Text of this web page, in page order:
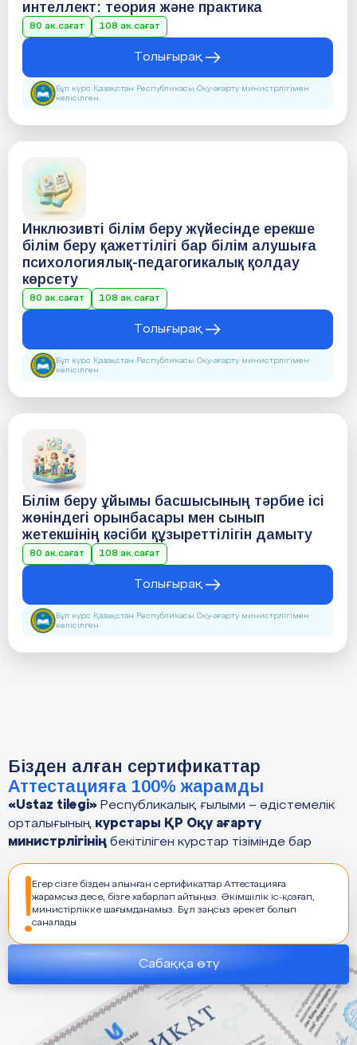
интеллект: теория және практика
80 ак.сағат 108 ак.сағат
Толығырақ
Бұл курс Қазақстан Республикасы Оқу-ағарту министрлігімен
келісілген
Инклюзивті білім беру жүйесінде ерекше
білім беру қажеттілігі бар білім алушыға
психологиялық-педагогикалық қолдау
көрсету
80 ак.сағат 108 ак.сағат
Толығырақ
Бұл курс Қазақстан Республикасы Оқу-ағарту министрлігімен
келісілген
Білім беру ұйымы басшысының тәрбие ісі
жөніндегі орынбасары мен сынып
жетекшінің кәсіби құзыреттілігін дамыту
80 ак.сағат 108 ак.сағат
Толығырақ
Бұл курс Қазақстан Республикасы Оқу-ағарту министрлігімен
келісілген
Бізден алған сертификаттар
Аттестацияға 100% жарамды
«Ustaz tilegi» Республикалық ғылыми – әдістемелік
орталығының курстары ҚР Оқу ағарту
министрлігінің бекітіліген курстар тізімінде бар
Егер сізге бізден алынған сертификаттар Аттестацияға
жарамсыз десе, бізге хабарлап айтыңыз. Әкімшілік іс-қозғап,
министірлікке шағымданамыз. Бұл заңсыз әрекет болып
саналады
Сабаққа өту